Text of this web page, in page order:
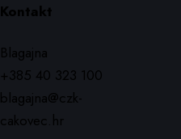
Kontakt
Blagajna
+385 40 323 100
blagajna@czk-
cakovec.hr